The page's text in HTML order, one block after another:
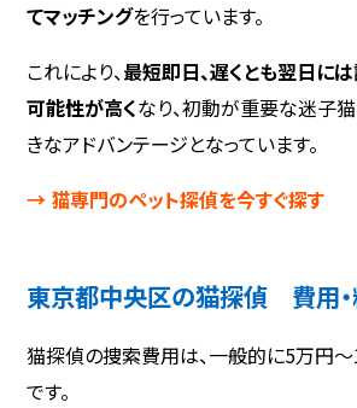
てマッチングを行っています。
これにより、最短即日、遅くとも翌日に
可能性が高くなり、初動が重要な迷子
きなアドバンテージとなっています。
→ 猫専門のペット探偵を今すぐ探す
東京都中央区の猫探偵 費用
猫探偵の捜索費用は、一般的に5万円
です。